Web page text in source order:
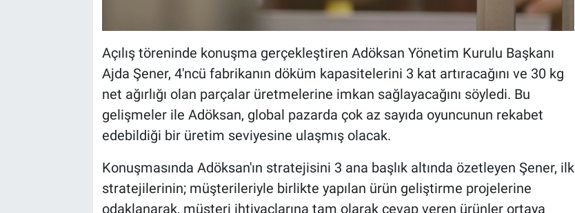
Açılış töreninde konuşma gerçekleştiren Adöksan Yönetim Kurulu Başkanı
Ajda Şener, 4'ncü fabrikanın döküm kapasitelerini 3 kat artıracağını ve 30 kg
net ağırlığı olan parçalar üretmelerine imkan sağlayacağını söyledi. Bu
gelişmeler ile Adöksan, global pazarda çok az sayıda oyuncunun rekabet
edebildiği bir üretim seviyesine ulaşmış olacak.
Konuşmasında Adöksan'ın stratejisini 3 ana başlık altında özetleyen Şener, ilk
stratejilerinin; müşterileriyle birlikte yapılan ürün geliştirme projelerine
odaklanarak, müşteri ihtiyaçlarına tam olarak cevap veren ürünler ortaya